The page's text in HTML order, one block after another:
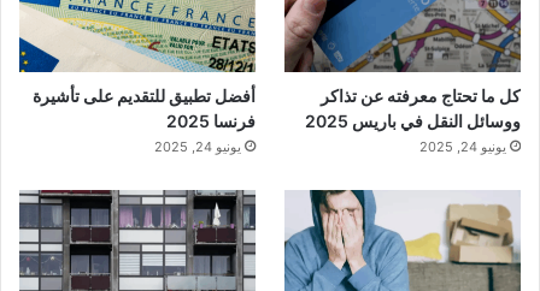
كل ما تحتاج معرفته عن تذاكر
ووسائل النقل في باريس 2025
يونيو 24, 2025
أفضل تطبيق للتقديم على تأشيرة
فرنسا 2025
يونيو 24, 2025